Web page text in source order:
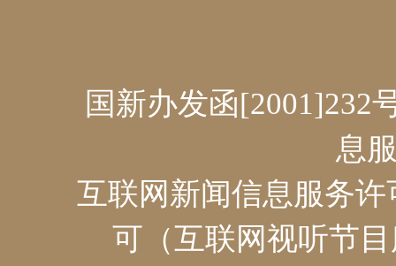
国新办发函[2001]232
息
互联网新闻信息服务许
可（互联网视听节